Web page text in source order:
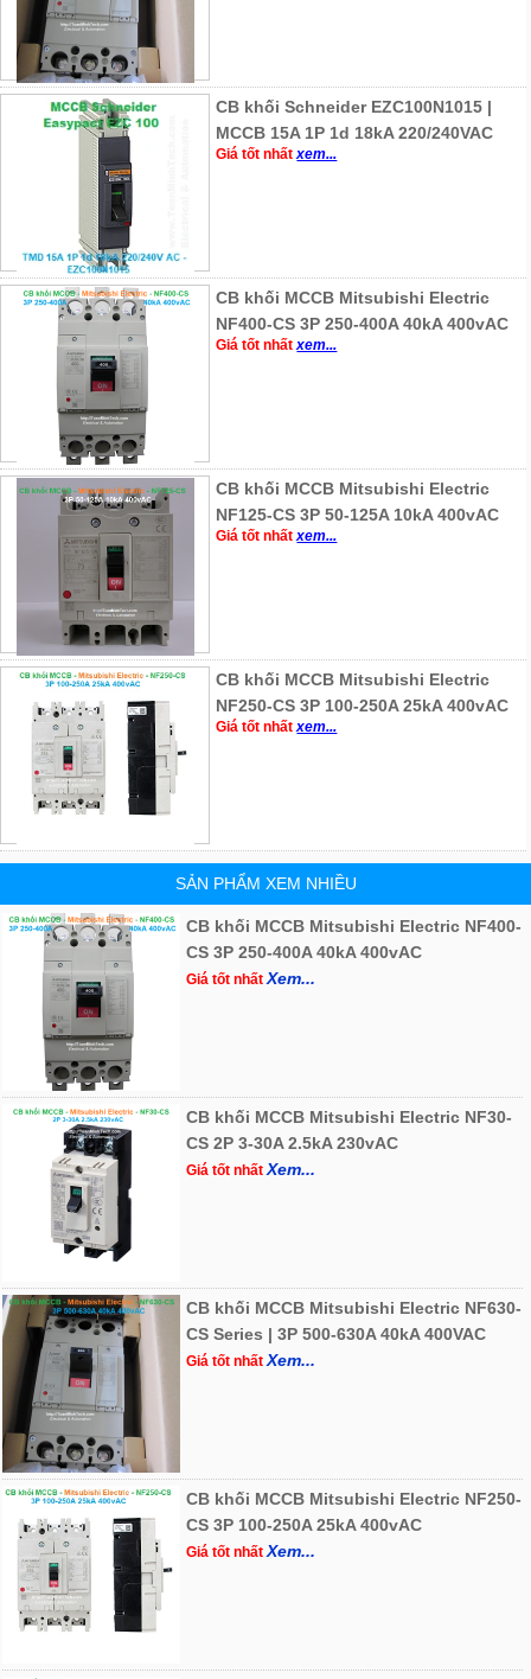
CB khối Schneider EZC100N1015 |
MCCB 15A 1P 1d 18kA 220/240VAC
Giá tốt nhấtxem...
CB khối MCCB Mitsubishi Electric
NF400-CS 3P 250-400A 40kA 400vAC
Giá tốt nhấtxem...
CB khối MCCB Mitsubishi Electric
NF125-CS 3P 50-125A 10kA 400vAC
Giá tốt nhấtxem...
CB khối MCCB Mitsubishi Electric
NF250-CS 3P 100-250A 25kA 400vAC
Giá tốt nhấtxem...
SẢN PHẨM XEM NHIỀU
CB khối MCCB Mitsubishi Electric NF400-
CS 3P 250-400A 40kA 400vAC
Giá tốt nhấtXem...
CB khối MCCB Mitsubishi Electric NF30-
CS 2P 3-30A 2.5kA 230vAC
Giá tốt nhấtXem...
CB khối MCCB Mitsubishi Electric NF630-
CS Series | 3P 500-630A 40kA 400VAC
Giá tốt nhấtXem...
CB khối MCCB Mitsubishi Electric NF250-
CS 3P 100-250A 25kA 400vAC
Giá tốt nhấtXem...